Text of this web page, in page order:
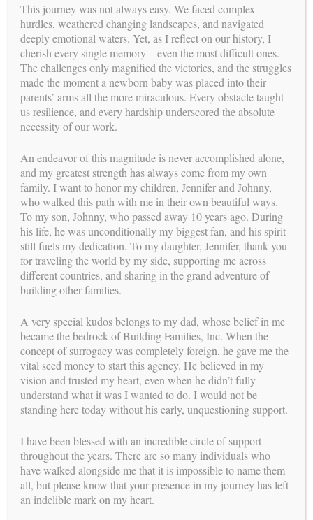
limitan a las siguientes: apoyo de otros, pedir ayuda, realizar
actividades de relax y desconexión y tiempo para sí mismos
para definir sus necesidades o sus sentimientos en un momento
determinado.
El gran esfuerzo de mi trabajo durante todo el tiempo que dura
el proceso de gestación subrogada, es entender las necesidades
emocionales de las gestantes. Building Families me mantiene
completamente informada de los progresos semanales, o
Generalmente nuestras gestantes tienen pocas incidencias en lo
que respecta a autocuidados de su estado físico y del embarazo
¡y esto hace a estas mujeres realmente excepcionales!
Otra manera en la que me aseguro el bienestar psicológico de
las gestantes es verlas mensualmente en terapia de grupo. En
nuestros grupos, tratamos de enfocarnos en técnicas de
autocontrol y auto-observación como la relajación, la
visualización y la respiración controlada para una transferencia
embrionaria o el parto. Si una gestante solicita una reunión
necesaria una breve intervención profesional, la llevo a cabo.
He visto casi 400 gestantes a lo largo de los 25 años que llevo
trabajando con Building Families. El número de veces que he
tenido que ver a una gestante debido a una preocupación por
su manera de cuidarse a sí misma y del embarazo es casi
desdeñable. Creo que se debe a que el programa ofrece un
coordinación. Las gestantes saben que no están solas a la hora
de cuidarse y comprenden que la única manera de solucionar
cualquier incidencia es pidiendo ayuda. Afortunadamente,
nuestras gestantes no compran la absurda idea de que quien
busca ayuda profesional de un psicólogo es percibido como
This journey was not always easy. We faced complex
hurdles, weathered changing landscapes, and navigated
deeply emotional waters. Yet, as I reflect on our history, I
cherish every single memory—even the most difficult ones.
The challenges only magnified the victories, and the struggles
made the moment a newborn baby was placed into their
parents’ arms all the more miraculous. Every obstacle taught
us resilience, and every hardship underscored the absolute
necessity of our work.
An endeavor of this magnitude is never accomplished alone,
and my greatest strength has always come from my own
family. I want to honor my children, Jennifer and Johnny,
who walked this path with me in their own beautiful ways.
To my son, Johnny, who passed away 10 years ago. During
his life, he was unconditionally my biggest fan, and his spirit
still fuels my dedication. To my daughter, Jennifer, thank you
for traveling the world by my side, supporting me across
different countries, and sharing in the grand adventure of
building other families.
A very special kudos belongs to my dad, whose belief in me
became the bedrock of Building Families, Inc. When the
concept of surrogacy was completely foreign, he gave me the
vital seed money to start this agency. He believed in my
vision and trusted my heart, even when he didn’t fully
understand what it was I wanted to do. I would not be
standing here today without his early, unquestioning support.
I have been blessed with an incredible circle of support
throughout the years. There are so many individuals who
have walked alongside me that it is impossible to name them
all, but please know that your presence in my journey has left
an indelible mark on my heart.